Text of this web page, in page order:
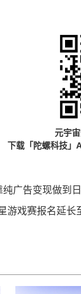
元宇
下载「陀螺科技」
广告变现做到日
游戏赛报名延长